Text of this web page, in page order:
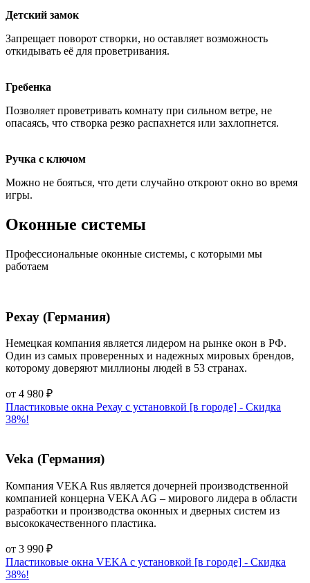
Детский замок
Запрещает поворот створки, но оставляет возможность
откидывать её для проветривания.
Гребенка
Позволяет проветривать комнату при сильном ветре, не
опасаясь, что створка резко распахнется или захлопнется.
Ручка с ключом
Можно не бояться, что дети случайно откроют окно во время
игры.
Оконные системы
Профессиональные оконные системы, с которыми мы
работаем
Рехау (Германия)
Немецкая компания является лидером на рынке окон в РФ.
Один из самых проверенных и надежных мировых брендов,
которому доверяют миллионы людей в 53 странах.
от 4 980 ₽
Пластиковые окна Рехау с установкой [в городе] - Cкидка
38%!
Veka (Германия)
Компания VEKA Rus является дочерней производственной
компанией концерна VEKA AG – мирового лидера в области
разработки и производства оконных и дверных систем из
высококачественного пластика.
от 3 990 ₽
Пластиковые окна VEKA с установкой [в городе] - Cкидка
38%!